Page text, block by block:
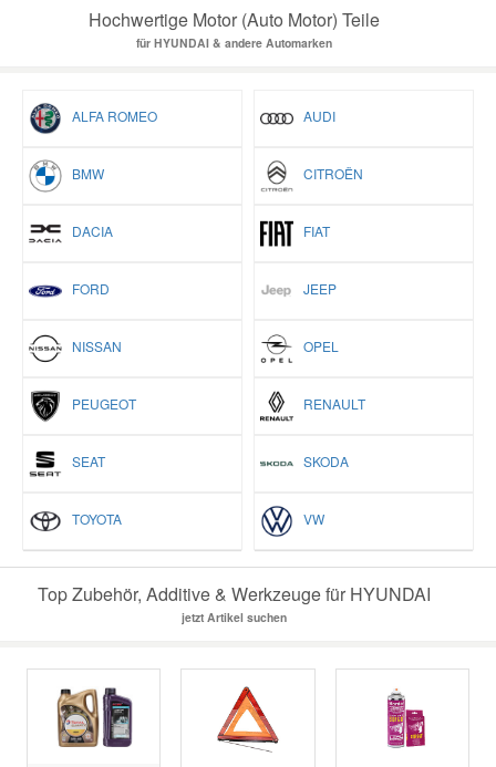
Hochwertige Motor (Auto Motor) Teile
für HYUNDAI & andere Automarken
ALFA ROMEO AUDI
BMW CITROËN
DACIA FIAT
FORD JEEP
NISSAN OPEL
PEUGEOT RENAULT
SEAT SKODA
TOYOTA VW
Top Zubehör, Additive & Werkzeuge für HYUNDAI
jetzt Artikel suchen